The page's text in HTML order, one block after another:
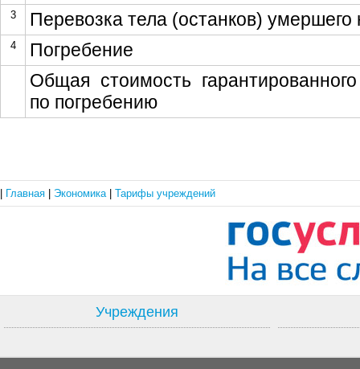
3 Перевозка тела (останков)
4
Погребение
Общая стоимость
по погребению
Главная Экономика Тарифы учреждений
Учреждения